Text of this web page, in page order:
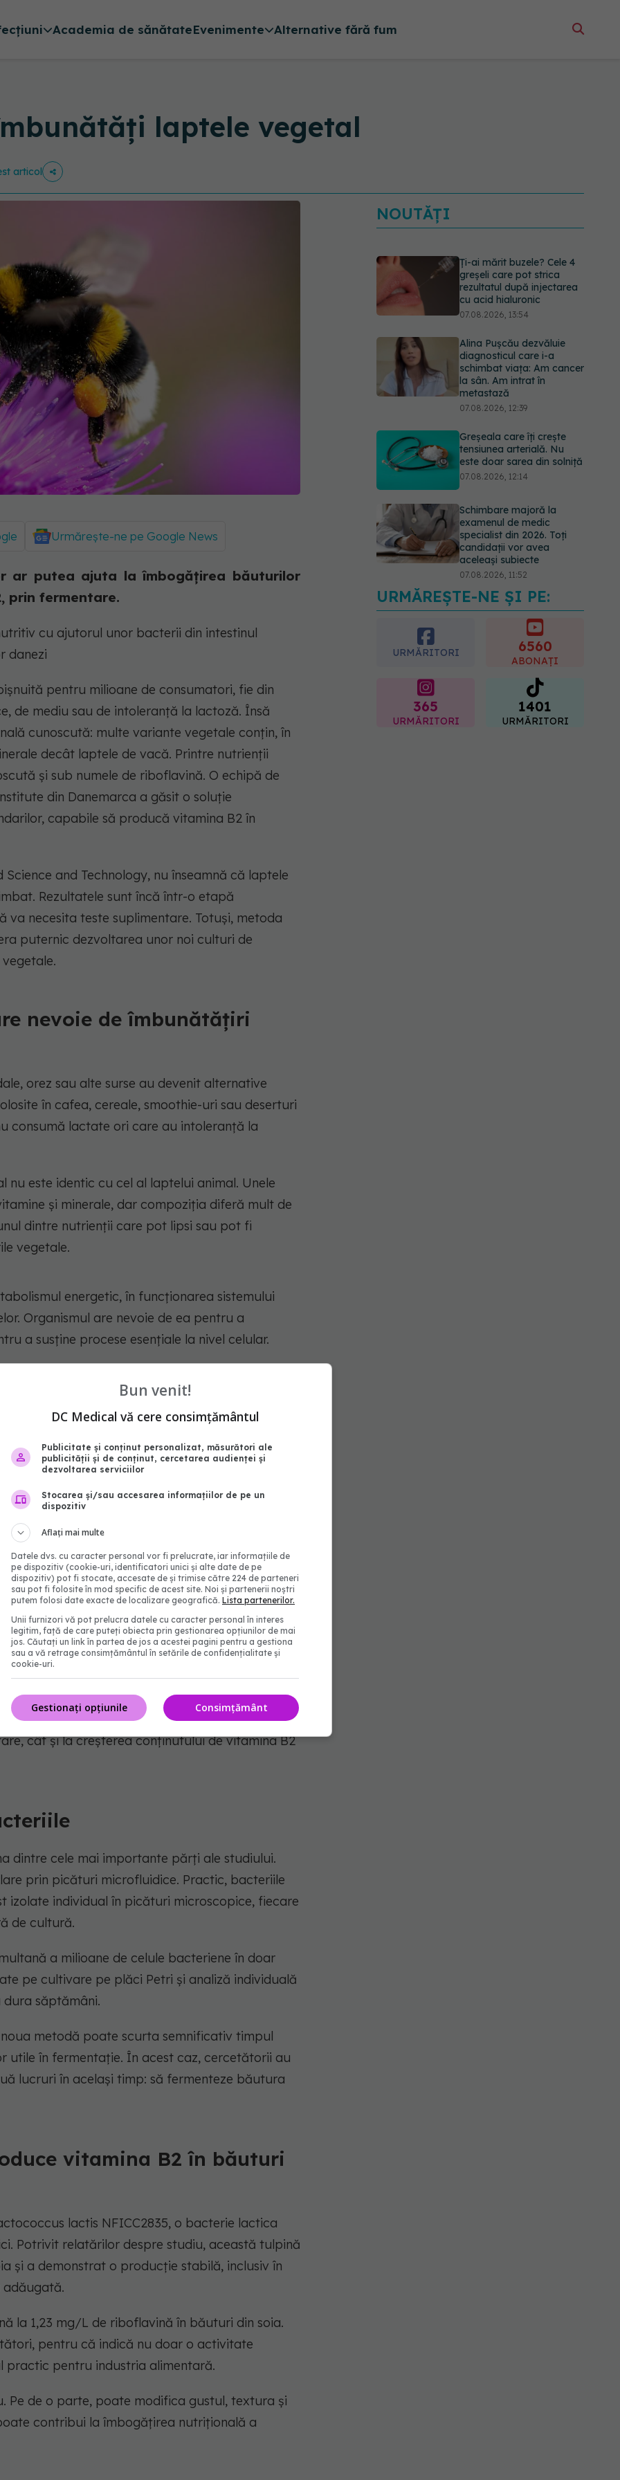
Academia de sănătateEvenimente Alternative fără fum
laptele vegetal
articol
Urmărește-ne pe Google News
ar putea ajuta la îmbogățirea băuturilor
prin fermentare.
cu ajutorul unor bacterii din intestinul
danezi
pentru milioane de consumatori, fie din
de mediu sau de intoleranță la lactoză. Însă
cunoscută: multe variante vegetale conțin, în
decât laptele de vacă. Printre nutrienții
și sub numele de riboflavină. O echipă de
din Danemarca a găsit o soluție
capabile să producă vitamina B2 în
and Technology, nu înseamnă că laptele
Rezultatele sunt încă într-o etapă
va necesita teste suplimentare. Totuși, metoda
puternic dezvoltarea unor noi culturi de
nevoie de îmbunătățiri
orez sau alte surse au devenit alternative
în cafea, cereale, smoothie-uri sau deserturi
consumă lactate ori care au intoleranță la
este identic cu cel al laptelui animal. Unele
și minerale, dar compoziția diferă mult de
dintre nutrienții care pot lipsi sau pot fi
vegetale.
energetic, în funcționarea sistemului
Organismul are nevoie de ea pentru a
a susține procese esențiale la nivel celular.
problemă: cum ar putea fi îmbunătățite
doar de adaosuri sintetice de vitamine?
bondari
dar are o logică biologică. Bondarii trăiesc
cu nectar și polen, iar intestinul lor găzduiește
vegetală.
Dacă bacteriile din microbiomul
cu substanțe vegetale, unele dintre ele ar
băuturilor pe bază de plante.
al studiului, a explicat că bondarii au fost un
intestinul lor conține microorganisme adaptate
a identificat o bacterie promițătoare,
cât și la creșterea conținutului de vitamina B2
dintre cele mai importante părți ale studiului.
prin picături microfluidice. Practic, bacteriile
izolate individual în picături microscopice, fiecare
de cultură.
a milioane de celule bacteriene în doar
pe cultivare pe plăci Petri și analiză individuală
săptămâni.
metodă poate scurta semnificativ timpul
utile în fermentație. În acest caz, cercetătorii au
lucruri în același timp: să fermenteze băutura
vitamina B2 în băuturi
lactis NFICC2835, o bacterie lactica
Potrivit relatărilor despre studiu, această tulpină
și a demonstrat o producție stabilă, inclusiv în
adăugată.
la 1,23 mg/L de riboflavină în băuturi din soia.
pentru că indică nu doar o activitate
practic pentru industria alimentară.
Pe de o parte, poate modifica gustul, textura și
contribui la îmbogățirea nutrițională a
NOUTĂȚI
Ți-ai mărit buzele? Cele 4
greșeli care pot strica
rezultatul după injectarea
cu acid hialuronic
07.08.2026, 13:54
Alina Pușcău dezvăluie
diagnosticul care i-a
schimbat viața: Am cancer
la sân. Am intrat în
metastază
07.08.2026, 12:39
Greșeala care îți crește
tensiunea arterială. Nu
este doar sarea din solniță
07.08.2026, 12:14
Schimbare majoră la
examenul de medic
specialist din 2026. Toți
candidații vor avea
aceleași subiecte
07.08.2026, 11:52
Cât durează simptomele
URMĂREȘTE-NE ȘI PE:
URMĂRITORI 6560
ABONAȚI
365
URMĂRITORI
1401
URMĂRITORI
Bun venit!
DC Medical vă cere consimțământul
Publicitate și conținut personalizat, măsurători ale
publicității și de conținut, cercetarea audienței și
dezvoltarea serviciilor
Stocarea și/sau accesarea informațiilor de pe un
dispozitiv
Aflați mai multe
Datele dvs. cu caracter personal vor fi prelucrate, iar informațiile de
pe dispozitiv (cookie-uri, identificatori unici și alte date de pe
dispozitiv) pot fi stocate, accesate de și trimise către 224 de parteneri
sau pot fi folosite în mod specific de acest site. Noi și partenerii noștri
putem folosi date exacte de localizare geografică. Lista partenerilor.
Unii furnizori vă pot prelucra datele cu caracter personal în interes
legitim, față de care puteți obiecta prin gestionarea opțiunilor de mai
jos. Căutați un link în partea de jos a acestei pagini pentru a gestiona
sau a vă retrage consimțământul în setările de confidențialitate și
cookie-uri.
Consimțământ
Gestionați opțiunile